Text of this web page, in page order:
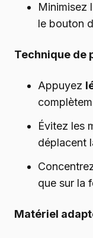
Minimisez
le bouton
Technique de
Appuyez
Évitez les
déplacent
que sur la
Matériel